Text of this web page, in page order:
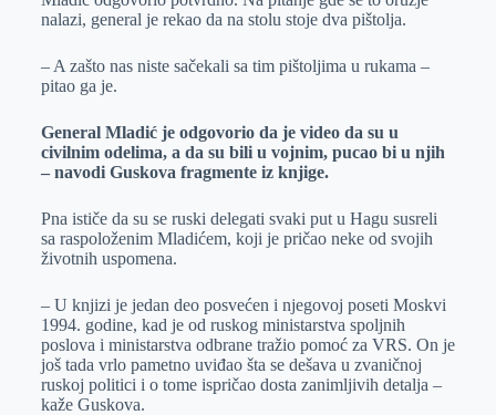
nalazi, general je rekao da na stolu stoje dva pištolja.
– A zašto nas niste sačekali sa tim pištoljima u rukama –
pitao ga je.
General Mladić je odgovorio da je video da su u
civilnim odelima, a da su bili u vojnim, pucao bi u njih
– navodi Guskova fragmente iz knjige.
Pna ističe da su se ruski delegati svaki put u Hagu susreli
sa raspoloženim Mladićem, koji je pričao neke od svojih
životnih uspomena.
– U knjizi je jedan deo posvećen i njegovoj poseti Moskvi
1994. godine, kad je od ruskog ministarstva spoljnih
poslova i ministarstva odbrane tražio pomoć za VRS. On je
još tada vrlo pametno uviđao šta se dešava u zvaničnoj
ruskoj politici i o tome ispričao dosta zanimljivih detalja –
kaže Guskova.